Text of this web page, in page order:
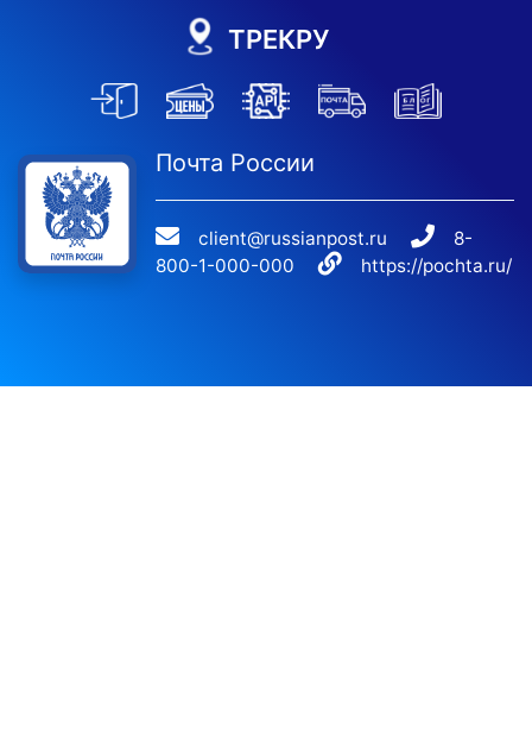
ТРЕКРУ
Почта России
client@russianpost.ru
8-
800-1-000-000
https://pochta.ru/